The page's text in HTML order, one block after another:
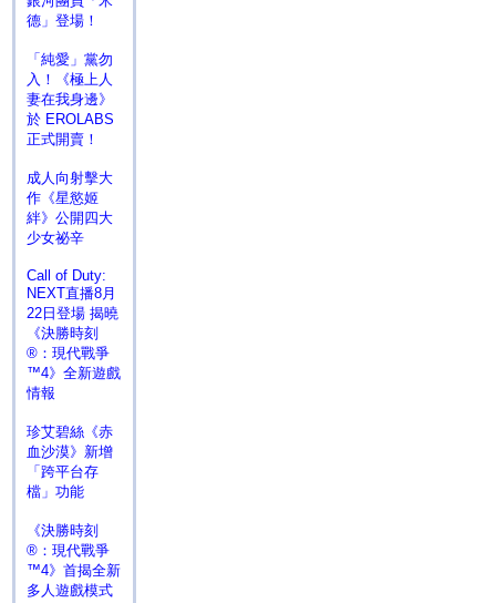
德」登場！
「純愛」黨勿
入！《極上人
妻在我身邊》
於 EROLABS
正式開賣！
成人向射擊大
作《星慾姬
絆》公開四大
少女祕辛
Call of Duty:
NEXT直播8月
22日登場 揭曉
《決勝時刻
®：現代戰爭
™4》全新遊戲
情報
珍艾碧絲《赤
血沙漠》新增
「跨平台存
檔」功能
《決勝時刻
®：現代戰爭
™4》首揭全新
多人遊戲模式